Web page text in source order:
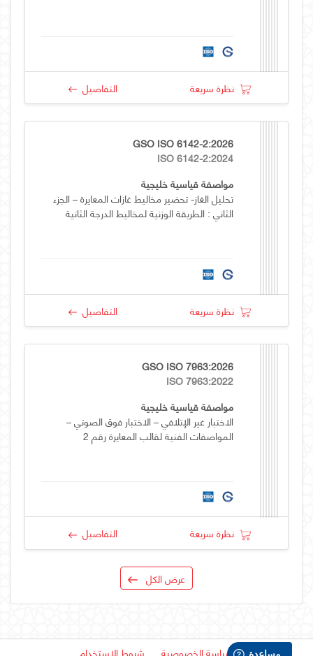
نظرة سريعة التفاصيل
GSO ISO 6142-2:2026
ISO 6142-2:2024
مواصفة قياسية خليجية
تحليل الغاز- تحضير مخاليط غازات المعايرة – الجزء
الثاني : الطريقة الوزنية لمخاليط الدرجة الثانية
نظرة سريعة التفاصيل
GSO ISO 7963:2026
ISO 7963:2022
مواصفة قياسية خليجية
الاختبار غير الإتلافي – الاختبار فوق الصوتي –
المواصفات الفنية لقالب المعايرة رقم 2
نظرة سريعة التفاصيل
عرض الكل
سياسة الخصوصية شروط الاستخدام